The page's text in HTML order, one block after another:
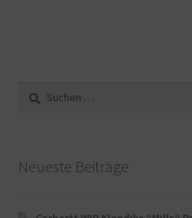
Suche
nach:
Neueste Beiträge